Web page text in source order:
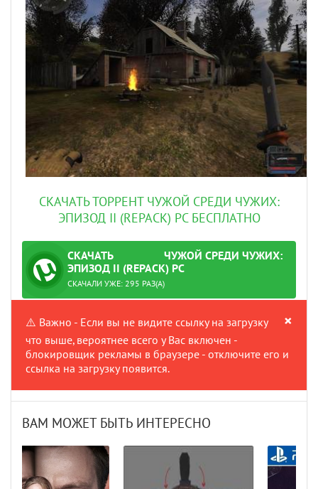
СКАЧАТЬ ТОРРЕНТ ЧУЖОЙ СРЕДИ ЧУЖИХ:
ЭПИЗОД II (REPACK) PC БЕСПЛАТНО
СКАЧАТЬ
ТОРРЕНТ
ЧУЖОЙ СРЕДИ ЧУЖИХ:
ЭПИЗОД II (REPACK) PC
ПРОВЕРЕНО СКАЧАЛИ УЖЕ: 295 РАЗ(А)
×
⚠️ Важно - Если вы не видите ссылку на загрузку
что выше, вероятнее всего у Вас включен -
блокировщик рекламы в браузере - отключите его и
ссылка на загрузку появится.
ВАМ МОЖЕТ БЫТЬ ИНТЕРЕСНО